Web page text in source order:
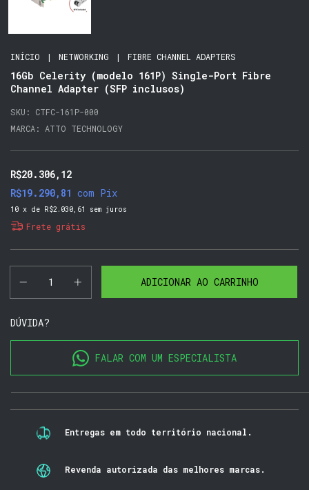
INÍCIO | NETWORKING | FIBRE CHANNEL ADAPTERS
16Gb Celerity (modelo 161P) Single-Port Fibre
Channel Adapter (SFP inclusos)
SKU: CTFC-161P-000
MARCA: ATTO TECHNOLOGY
R$20.306,12
R$19.290,81 com Pix
10 x de R$2.030,61 sem juros
Frete grátis
DÚVIDA?
FALAR COM UM ESPECIALISTA
Entregas em todo território nacional.
Revenda autorizada das melhores marcas.